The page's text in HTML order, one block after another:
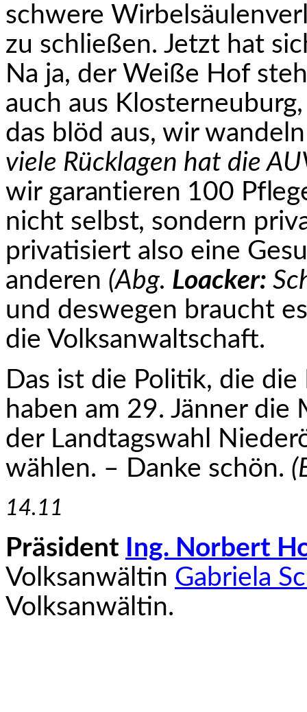
schwere
zu schließen. Jetzt hat
Na ja, der Weiße Hof
auch aus
das blöd aus, wir
viele Rücklagen hat die
wir garantieren 100
nicht selbst, sondern
privatisiert also eine
anderen (Abg. Loacker:
und deswegen braucht
die Volksanwaltschaft.
Das ist die Politik, die
haben am 29. Jänner
der Landtagswahl
wählen. – Danke schön.
14.11
Präsident
Ing. Norbert
Volksanwältin Gabriela
Volksanwältin.